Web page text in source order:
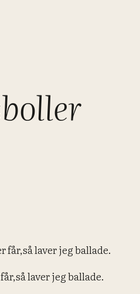
får,så laver jeg ballade.
så laver jeg ballade.